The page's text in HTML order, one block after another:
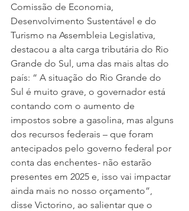
Comissão de Economia,
Desenvolvimento Sustentável e do
Turismo na Assembleia Legislativa,
destacou a alta carga tributária do Rio
Grande do Sul, uma das mais altas do
país: “ A situação do Rio Grande do
Sul é muito grave, o governador está
contando com o aumento de
impostos sobre a gasolina, mas alguns
dos recursos federais – que foram
antecipados pelo governo federal por
conta das enchentes- não estarão
presentes em 2025 e, isso vai impactar
ainda mais no nosso orçamento”,
disse Victorino, ao salientar que o